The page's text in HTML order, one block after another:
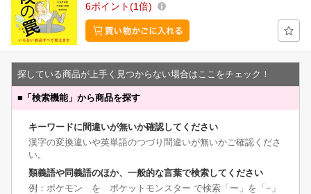
6ポイント 1倍
探している商品が上手く見つからない場合はここをチェック！
■ 「検索機能」から商品を探す
キーワードに間違いが無いか確認してください
漢字の変換違いや英単語のつづり間違いが無いかご確認くださ
い。
類義語や同義語のほか、一般的な言葉で検索してください
例：ポケモン を ポケットモンスター で検索「ー」を「−」